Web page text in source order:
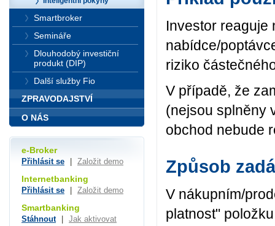
Investor reaguje
nabídce/
riziko
V případě, že
(nejsou splněny
obchod nebude
Způsob
V nákupním/
platnost"
Smartbroker
Semináře
Dlouhodobý investiční
produkt (DIP)
Další služby Fio
ZPRAVODAJSTVÍ
O NÁS
e-Broker
Přihlásit se Založit demo
Internetbanking
Přihlásit se Založit demo
Smartbanking
Stáhnout Jak aktivovat